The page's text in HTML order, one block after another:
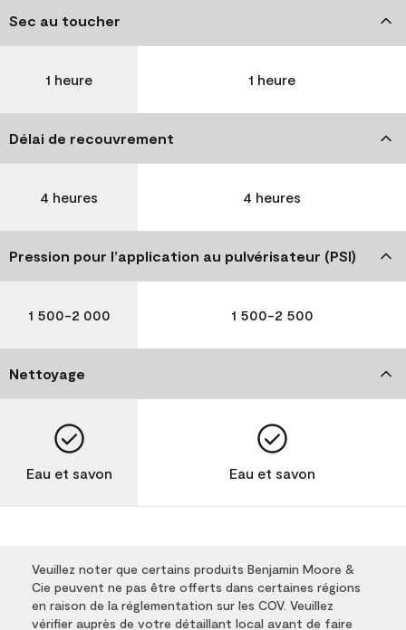
Sec au toucher
1 heure 1 heure
Délai de recouvrement
4 heures 4 heures
Pression pour l’application au pulvérisateur (PSI)
1 500-2 000 1 500-2 500
Nettoyage
Eau et savon Eau et savon
Veuillez noter que certains produits Benjamin Moore &
Cie peuvent ne pas être offerts dans certaines régions
en raison de la réglementation sur les COV. Veuillez
vérifier auprès de votre détaillant local avant de faire